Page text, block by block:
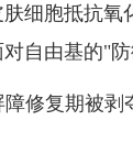
肤细胞抵抗
自由基的"防
修复期被剥